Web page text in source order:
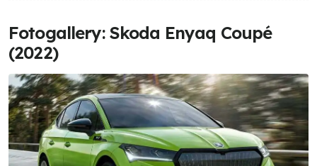
Fotogallery: Skoda Enyaq Coupé
(2022)